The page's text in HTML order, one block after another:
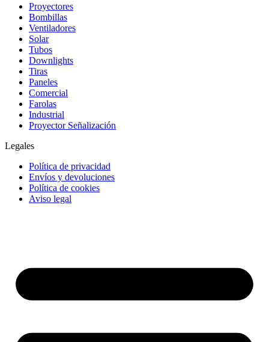
Proyectores
Bombillas
Ventiladores
Solar
Tubos
Downlights
Tiras
Paneles
Comercial
Farolas
Industrial
Proyector Señalización
Legales
Política de privacidad
Envíos y devoluciones
Política de cookies
Aviso legal